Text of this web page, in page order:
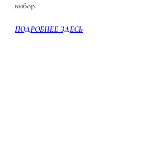
выбор.
ПОДРОБНЕЕ ЗДЕСЬ